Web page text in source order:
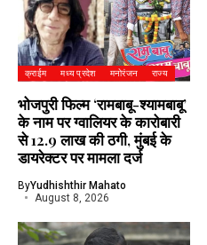
क्राईम मध्य प्रदेश मनोरंजन राज्य
भोजपुरी फिल्म ‘रामबाबू-श्यामबाबू’
के नाम पर ग्वालियर के कारोबारी
से 12.9 लाख की ठगी, मुंबई के
डायरेक्टर पर मामला दर्ज
ByYudhishthir Mahato
August 8, 2026